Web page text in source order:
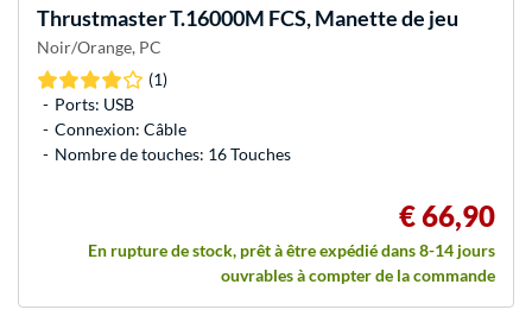
ThrustmasterT.16000M FCS, Manette de jeu
Noir/Orange, PC
(1)
Ports: USB
Connexion: Câble
Nombre de touches: 16 Touches
€ 66,90
En rupture de stock, prêt à être expédié dans 8-14 jours
ouvrables à compter de la commande